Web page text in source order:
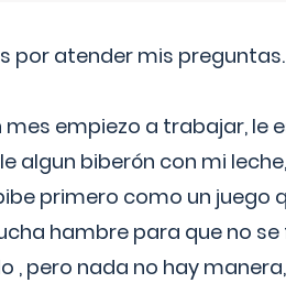
por atender mis preguntas.
mes empiezo a trabajar,
algun biberón con mi
primero como un juego
hambre para que no
pero nada no hay